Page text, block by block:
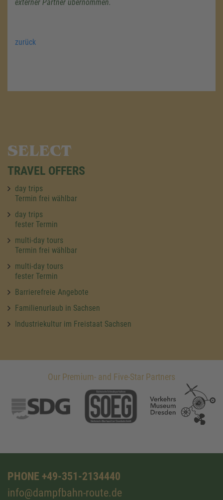
SELECT
TRAVEL OFFERS
day trips
Termin frei wählbar
day trips
fester Termin
multi-day tours
Termin frei wählbar
multi-day tours
fester Termin
Barrierefreie Angebote
Familienurlaub in Sachsen
Industriekultur im Freistaat Sachsen
externer Partner übernommen.
zurück
Our Premium- and Five-Star Partners
PHONE +49-351-2134440
info@dampfbahn-route.de